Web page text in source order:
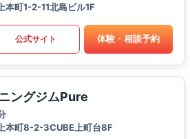
本町1-2-11北島ビル1F
公式サイト 体験・相談予約
ングジムPure
本町8-2-3CUBE上町台8F